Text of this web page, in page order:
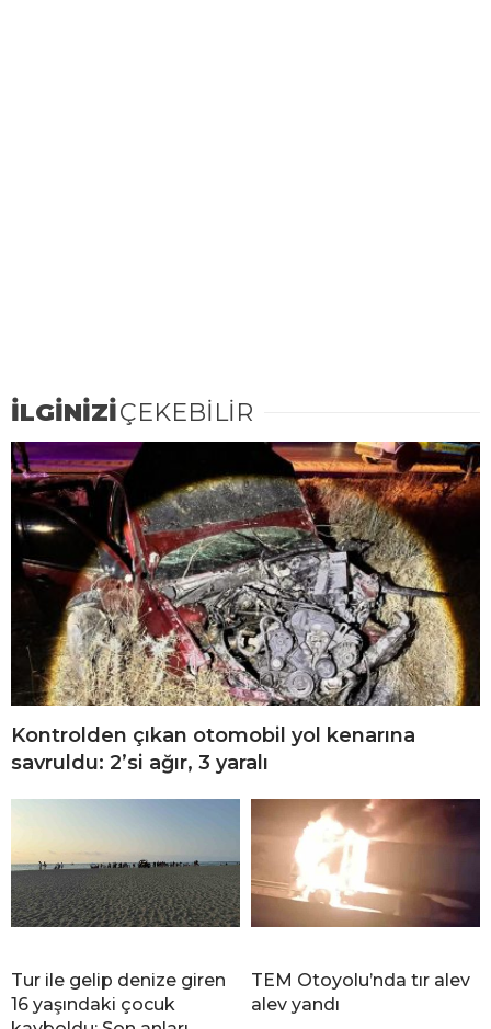
İLGİNİZİÇEKEBİLİR
Kontrolden çıkan otomobil yol kenarına
savruldu: 2’si ağır, 3 yaralı
Tur ile gelip denize giren
16 yaşındaki çocuk
TEM Otoyolu’nda tır alev
alev yandı